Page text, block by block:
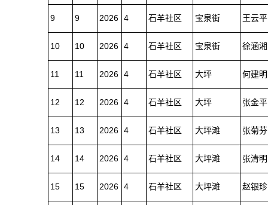
9 9 2026 4 石羊社区 宝泉街 王云平
10 10 2026 4 石羊社区 宝泉街 徐涵湘
11 11 2026 4 石羊社区 大坪 何建明
12 12 2026 4 石羊社区 大坪 张金平
13 13 2026 4 石羊社区 大坪滩 张菊芬
14 14 2026 4 石羊社区 大坪滩 张清明
15 15 2026 4 石羊社区 大坪滩 赵银珍